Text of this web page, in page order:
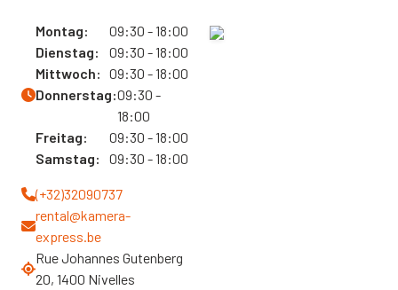
Montag:
09:30 - 18:00
Dienstag:
09:30 - 18:00
Mittwoch: 09:30 - 18:00
Donnerstag:09:30 -
18:00
Freitag:
09:30 - 18:00
Samstag:
09:30 - 18:00
(+32)32090737
rental@kamera-
express.be
Rue Johannes Gutenberg
20, 1400 Nivelles